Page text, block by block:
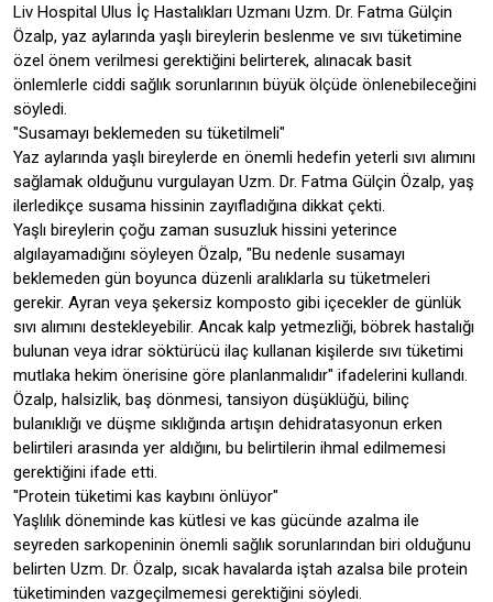
Liv Hospital Ulus İç Hastalıkları Uzmanı Uzm. Dr. Fatma Gülçin
Özalp, yaz aylarında yaşlı bireylerin beslenme ve sıvı tüketimine
özel önem verilmesi gerektiğini belirterek, alınacak basit
önlemlerle ciddi sağlık sorunlarının büyük ölçüde önlenebileceğini
söyledi.
"Susamayı beklemeden su tüketilmeli"
Yaz aylarında yaşlı bireylerde en önemli hedefin yeterli sıvı alımını
sağlamak olduğunu vurgulayan Uzm. Dr. Fatma Gülçin Özalp, yaş
ilerledikçe susama hissinin zayıfladığına dikkat çekti.
Yaşlı bireylerin çoğu zaman susuzluk hissini yeterince
algılayamadığını söyleyen Özalp, "Bu nedenle susamayı
beklemeden gün boyunca düzenli aralıklarla su tüketmeleri
gerekir. Ayran veya şekersiz komposto gibi içecekler de günlük
sıvı alımını destekleyebilir. Ancak kalp yetmezliği, böbrek hastalığı
bulunan veya idrar söktürücü ilaç kullanan kişilerde sıvı tüketimi
mutlaka hekim önerisine göre planlanmalıdır" ifadelerini kullandı.
Özalp, halsizlik, baş dönmesi, tansiyon düşüklüğü, bilinç
bulanıklığı ve düşme sıklığında artışın dehidratasyonun erken
belirtileri arasında yer aldığını, bu belirtilerin ihmal edilmemesi
gerektiğini ifade etti.
"Protein tüketimi kas kaybını önlüyor"
Yaşlılık döneminde kas kütlesi ve kas gücünde azalma ile
seyreden sarkopeninin önemli sağlık sorunlarından biri olduğunu
belirten Uzm. Dr. Özalp, sıcak havalarda iştah azalsa bile protein
tüketiminden vazgeçilmemesi gerektiğini söyledi.